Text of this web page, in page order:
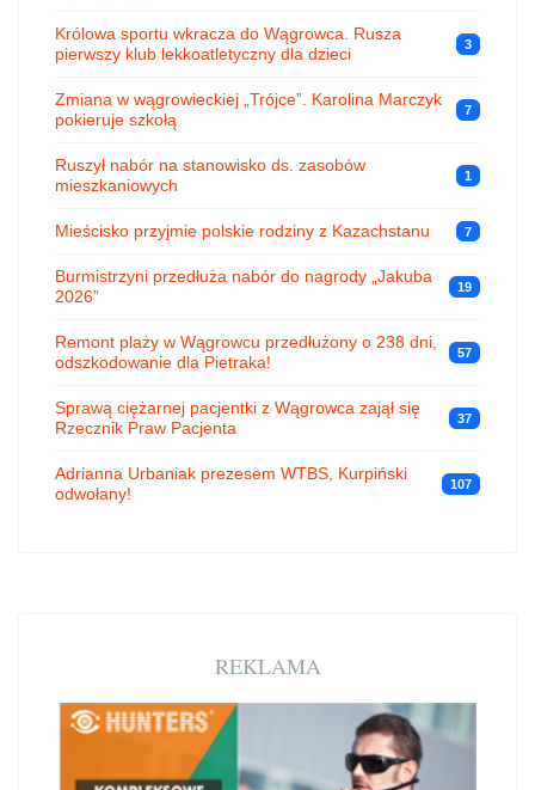
Królowa sportu wkracza do Wągrowca. Rusza
pierwszy klub lekkoatletyczny dla dzieci
3
Zmiana w wągrowieckiej „Trójce”. Karolina Marczyk
pokieruje szkołą
7
Ruszył nabór na stanowisko ds. zasobów
mieszkaniowych
1
Mieścisko przyjmie polskie rodziny z Kazachstanu 7
Burmistrzyni przedłuża nabór do nagrody „Jakuba
2026”
19
Remont plaży w Wągrowcu przedłużony o 238 dni,
odszkodowanie dla Pietraka!
57
Sprawą ciężarnej pacjentki z Wągrowca zajął się
Rzecznik Praw Pacjenta
37
Adrianna Urbaniak prezesem WTBS, Kurpiński
odwołany!
107
REKLAMA